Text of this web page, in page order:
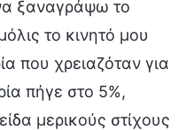
ξαναγράψω το
το κινητό μου
που χρειαζόταν για
πήγε στο 5%,
μερικούς στίχους